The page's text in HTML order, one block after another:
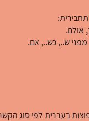
אולם.
ש.., כש.., אם.
בעברית לפי סוג